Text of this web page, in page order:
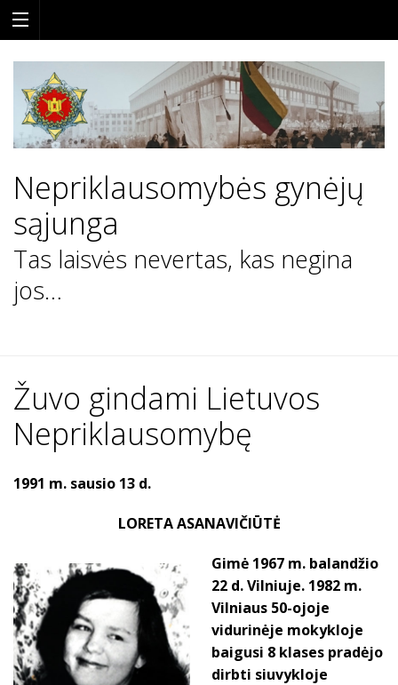
Nepriklausomybės gynėjų
sąjunga
Tas laisvės nevertas, kas negina
jos…
content
Žuvo gindami Lietuvos
Nepriklausomybę
1991 m. sausio 13 d.
LORETA ASANAVIČIŪTĖ
Gimė 1967 m. balandžio
22 d. Vilniuje. 1982 m.
Vilniaus 50-ojoje
vidurinėje mokykloje
baigusi 8 klases pradėjo
dirbti siuvykloje